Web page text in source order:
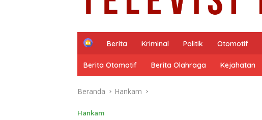
H
m
e
Berita Kriminal Politik Otomotif
Berita Otomotif Berita Olahraga Kejahatan
Beranda Hankam
Hankam